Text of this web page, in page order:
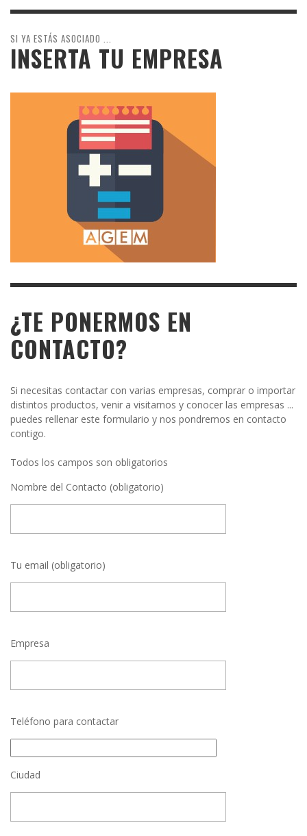
SI YA ESTÁS ASOCIADO ...
INSERTA TU EMPRESA
¿TE PONERMOS EN
CONTACTO?
Si necesitas contactar con varias empresas, comprar o importar
distintos productos, venir a visitarnos y conocer las empresas ...
puedes rellenar este formulario y nos pondremos en contacto
contigo.
Todos los campos son obligatorios
Nombre del Contacto (obligatorio)
Tu email (obligatorio)
Empresa
Teléfono para contactar
Ciudad